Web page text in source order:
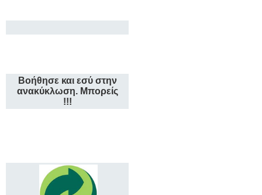
Βοήθησε και εσύ στην
ανακύκλωση. Μπορείς
!!!